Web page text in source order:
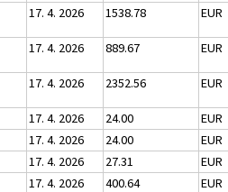
17. 4. 2026 1538.78 EUR
17. 4. 2026 889.67 EUR
17. 4. 2026 2352.56 EUR
17. 4. 2026 24.00 EUR
17. 4. 2026 24.00 EUR
17. 4. 2026 27.31 EUR
17. 4. 2026 400.64 EUR